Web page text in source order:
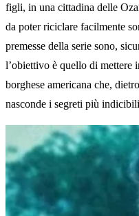
figli, in una cittadina delle
da poter riciclare facilmente
premesse della serie sono,
l’obiettivo è quello di mettere
borghese americana che,
nasconde i segreti più